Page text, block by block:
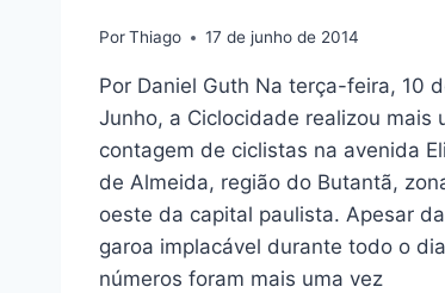
PorThiago 17 de junho de 2014
Por Daniel Guth Na terça-feira, 10
Junho, a Ciclocidade realizou mais
contagem de ciclistas na avenida
de Almeida, região do Butantã,
oeste da capital paulista. Apesar da
garoa implacável durante todo o
números foram mais uma vez